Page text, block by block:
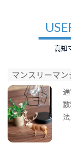
高知
マンスリーマン